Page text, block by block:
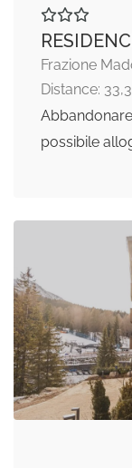
Frazione
Distance:
possibile